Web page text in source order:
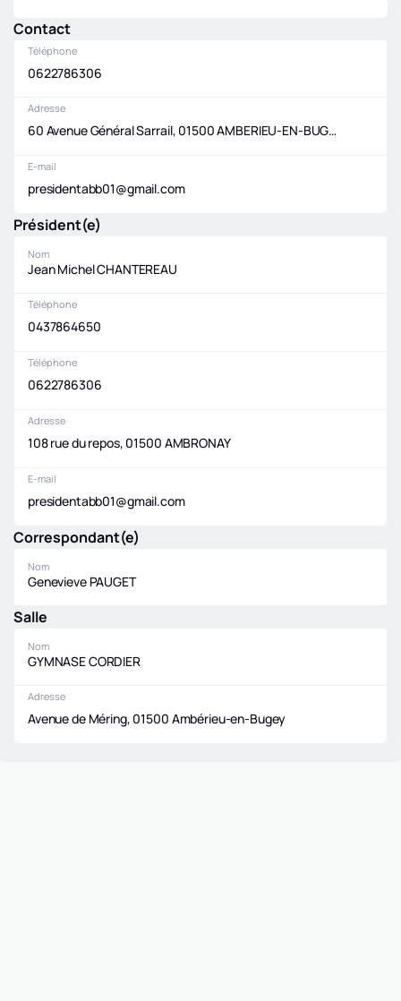
Contact
Téléphone
0622786306
Adresse
60 Avenue Général Sarrail, 01500 AMBERIEU-EN-BUGEY
E-mail
presidentabb01@gmail.com
Président(e)
Nom
Jean Michel CHANTEREAU
Téléphone
0437864650
Téléphone
0622786306
Adresse
108 rue du repos, 01500 AMBRONAY
E-mail
presidentabb01@gmail.com
Correspondant(e)
Nom
Genevieve PAUGET
Salle
Nom
GYMNASE CORDIER
Adresse
Avenue de Méring, 01500 Ambérieu-en-Bugey